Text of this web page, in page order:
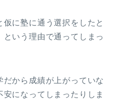
に塾に通う選択をしたと
という理由で通ってしまっ
から成績が上がっていな
になってしまったりしま